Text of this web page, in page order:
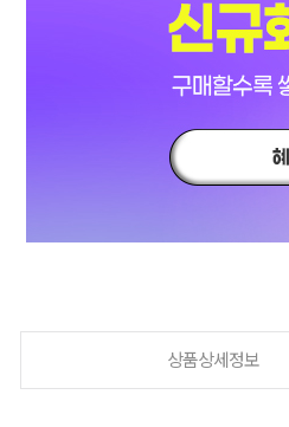
상품상세정보